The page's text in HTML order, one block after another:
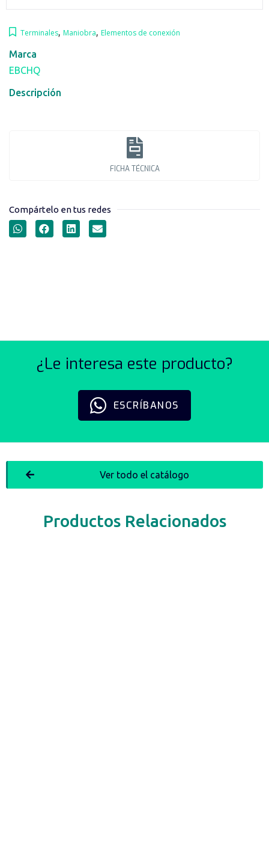
Terminales, Maniobra, Elementos de conexión
Marca
EBCHQ
Descripción
FICHA TÉCNICA
Compártelo en tus redes
¿Le interesa este producto?
ESCRÍBANOS
Productos Relacionados
Ver todo el catálogo